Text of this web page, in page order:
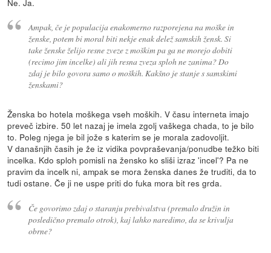
Ampak, če je populacija enakomerno razporejena na moške in
ženske, potem bi moral biti nekje enak delež samskih žensk. Si
take ženske želijo resne zveze z moškim pa ga ne morejo dobiti
(recimo jim incelke) ali jih resna zveza sploh ne zanima? Do
zdaj je bilo govora samo o moških. Kakšno je stanje s samskimi
ženskami?
Ženska bo hotela moškega vseh moških. V času interneta imajo
preveč izbire. 50 let nazaj je imela zgolj vaškega chada, to je bilo
to. Poleg njega je bil jože s katerim se je morala zadovoljit.
V današnjih časih je že iz vidika povpraševanja/ponudbe težko biti
incelka. Kdo sploh pomisli na žensko ko sliši izraz 'incel'? Pa ne
pravim da incelk ni, ampak se mora ženska danes že truditi, da to
tudi ostane. Če ji ne uspe priti do fuka mora bit res grda.
Če govorimo zdaj o staranju prebivalstva (premalo družin in
posledično premalo otrok), kaj lahko naredimo, da se krivulja
obrne?